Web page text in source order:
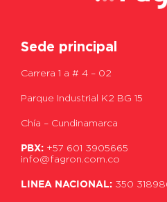
Sede principal
Carrera 1 a # 4 – 02
Parque Industrial K2 BG 15
Chía – Cundinamarca
PBX: +57 601 3905665
info@fagron.com.co
LINEA NACIONAL: 350